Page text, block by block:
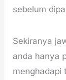
sebelum
Sekiranya
anda hanya
menghadapi